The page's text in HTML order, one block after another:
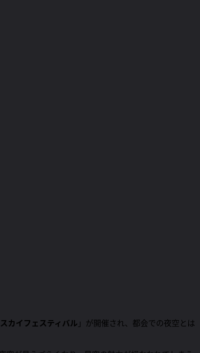
カイフェスティバル 」が開催され、都会での夜空とは